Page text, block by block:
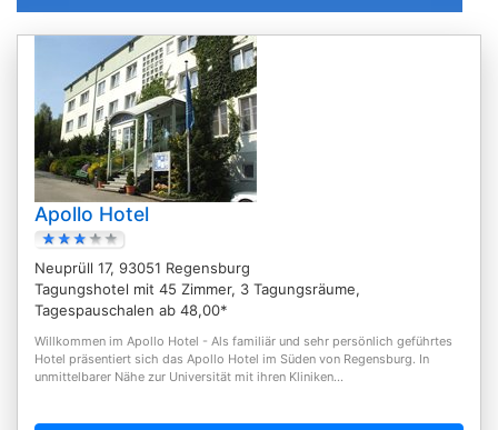
Apollo Hotel
Neuprüll 17, 93051 Regensburg
Tagungshotel mit 45 Zimmer, 3 Tagungsräume,
Tagespauschalen ab 48,00*
Willkommen im Apollo Hotel - Als familiär und sehr persönlich geführtes
Hotel präsentiert sich das Apollo Hotel im Süden von Regensburg. In
unmittelbarer Nähe zur Universität mit ihren Kliniken...